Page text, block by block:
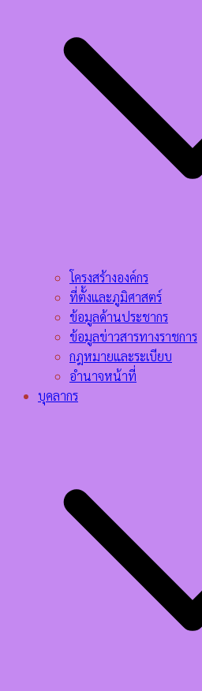
โครงสร้างองค์กร
ที่ตั้งและภูมิศาสตร์
ข้อมูลด้านประชากร
ข้อมูลข่าวสารทางราชการ
กฎหมายและระเบียบ
อำนาจหน้าที่
บุคลากร